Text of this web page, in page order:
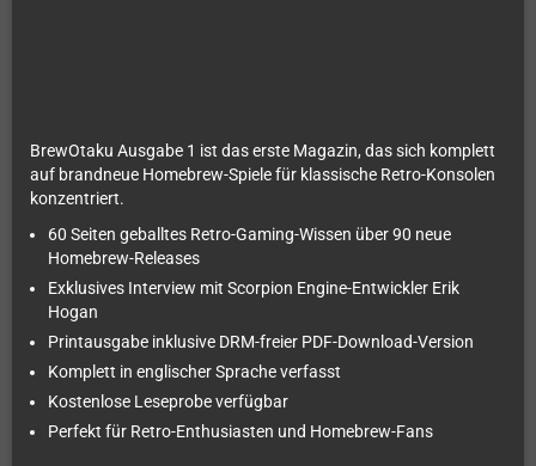
BrewOtaku Ausgabe 1 ist das erste Magazin, das sich komplett
auf brandneue Homebrew-Spiele für klassische Retro-Konsolen
konzentriert.
60 Seiten geballtes Retro-Gaming-Wissen über 90 neue
Homebrew-Releases
Exklusives Interview mit Scorpion Engine-Entwickler Erik
Hogan
Printausgabe inklusive DRM-freier PDF-Download-Version
Komplett in englischer Sprache verfasst
Kostenlose Leseprobe verfügbar
Perfekt für Retro-Enthusiasten und Homebrew-Fans